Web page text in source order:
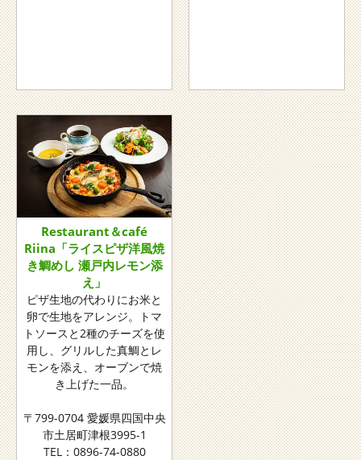
Restaurant＆café
Riina「ライスピザ洋風焼
き鯛めし 瀬戸内レモン添
え​」
ピザ生地の代わりにお米と
卵で生地をアレンジ。トマ
トソースと2種のチーズを使
用し、グリルした真鯛とレ
モンを添え、オーブンで焼
き上げた一品。
〒799-0704 愛媛県四国中央
市土居町津根3995-1
TEL：0896-74-0880